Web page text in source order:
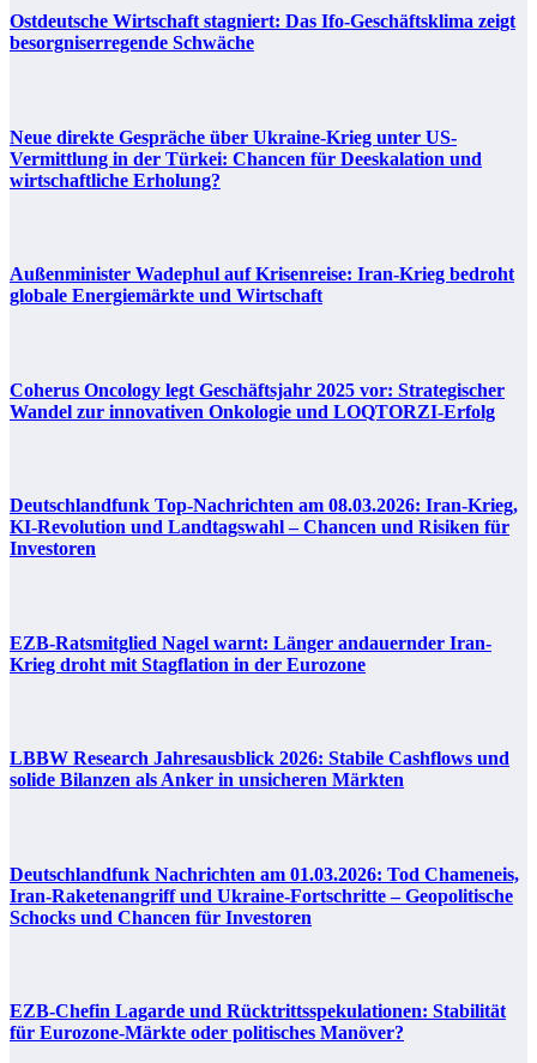
Ostdeutsche Wirtschaft stagniert: Das Ifo-Geschäftsklima zeigt
besorgniserregende Schwäche
Neue direkte Gespräche über Ukraine-Krieg unter US-
Vermittlung in der Türkei: Chancen für Deeskalation und
wirtschaftliche Erholung?
Außenminister Wadephul auf Krisenreise: Iran-Krieg bedroht
globale Energiemärkte und Wirtschaft
Coherus Oncology legt Geschäftsjahr 2025 vor: Strategischer
Wandel zur innovativen Onkologie und LOQTORZI-Erfolg
Deutschlandfunk Top-Nachrichten am 08.03.2026: Iran-Krieg,
KI-Revolution und Landtagswahl – Chancen und Risiken für
Investoren
EZB-Ratsmitglied Nagel warnt: Länger andauernder Iran-
Krieg droht mit Stagflation in der Eurozone
LBBW Research Jahresausblick 2026: Stabile Cashflows und
solide Bilanzen als Anker in unsicheren Märkten
Deutschlandfunk Nachrichten am 01.03.2026: Tod Chameneis,
Iran-Raketenangriff und Ukraine-Fortschritte – Geopolitische
Schocks und Chancen für Investoren
EZB-Chefin Lagarde und Rücktrittsspekulationen: Stabilität
für Eurozone-Märkte oder politisches Manöver?